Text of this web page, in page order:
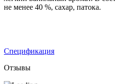
не менее 40 %, сахар, патока.
Спецификация
Отзывы